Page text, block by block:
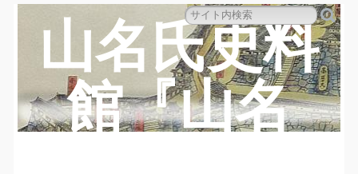
山名氏史料
館『山名